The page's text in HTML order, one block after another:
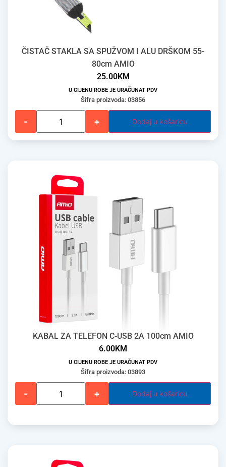
ČISTAČ STAKLA SA SPUŽVOM I ALU DRŠKOM 55-
80cm AMIO
25.00KM
U CIJENU ROBE JE URAČUNAT PDV
Šifra proizvoda: 03856
- + Dodaj u košaricu
KABAL ZA TELEFON C-USB 2A 100cm AMIO
6.00KM
U CIJENU ROBE JE URAČUNAT PDV
Šifra proizvoda: 03893
- + Dodaj u košaricu